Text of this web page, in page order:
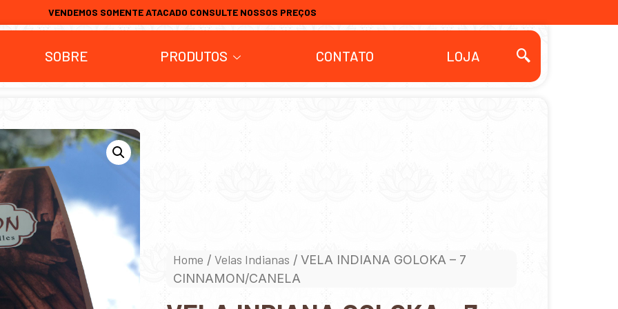
VENDEMOS SOMENTE ATACADO CONSULTE NOSSOS PREÇOS
SOBRE PRODUTOS CONTATO LOJA
Home /Velas Indianas / VELA INDIANA GOLOKA – 7
CINNAMON/CANELA